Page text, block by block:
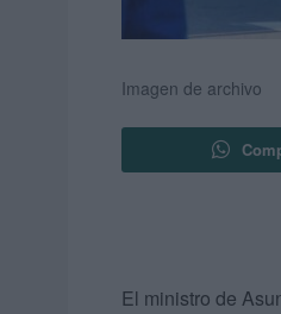
Imagen de archivo
El ministro de